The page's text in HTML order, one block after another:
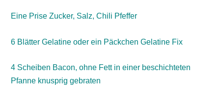
Eine Prise Zucker, Salz, Chili Pfeffer
6 Blätter Gelatine oder ein Päckchen Gelatine Fix
4 Scheiben Bacon, ohne Fett in einer beschichteten
Pfanne knusprig gebraten